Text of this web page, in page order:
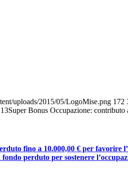
uploads/2015/05/LogoMise.png 172
Super Bonus Occupazione:
fino a 10.000,00 € per favorire
perduto per sostenere